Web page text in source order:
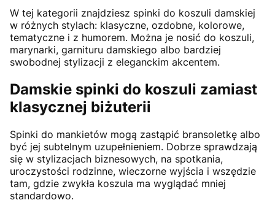
W tej kategorii znajdziesz spinki do koszuli damskiej
w różnych stylach: klasyczne, ozdobne, kolorowe,
tematyczne i z humorem. Można je nosić do koszuli,
marynarki, garnituru damskiego albo bardziej
swobodnej stylizacji z eleganckim akcentem.
Damskie spinki do koszuli zamiast
klasycznej biżuterii
Spinki do mankietów mogą zastąpić bransoletkę albo
być jej subtelnym uzupełnieniem. Dobrze sprawdzają
się w stylizacjach biznesowych, na spotkania,
uroczystości rodzinne, wieczorne wyjścia i wszędzie
tam, gdzie zwykła koszula ma wyglądać mniej
standardowo.